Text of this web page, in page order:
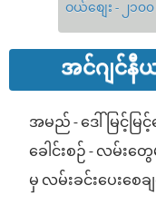
ဝယ်စျေး - ၂၁၀
အင်ဂျင်နီ
အမည် - ဒေါ်မြင့်မြင့်
ခေါင်းစဉ် - လမ်းတွ
မှ လမ်းခင်းပေးစေခ